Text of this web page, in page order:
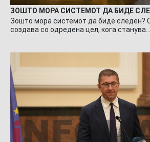
ЗОШТО МОРА СИСТЕМОТ ДА БИДЕ
Зошто мора системот да биде следен?
создава со одредена цел, кога станува…